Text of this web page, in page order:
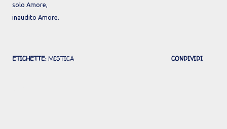
solo Amore,
inaudito Amore.
ETICHETTE: MISTICA CONDIVIDI